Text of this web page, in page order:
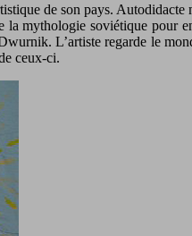
de son pays.
mythologie soviétique pour
L’artiste regarde le
ceux-ci.